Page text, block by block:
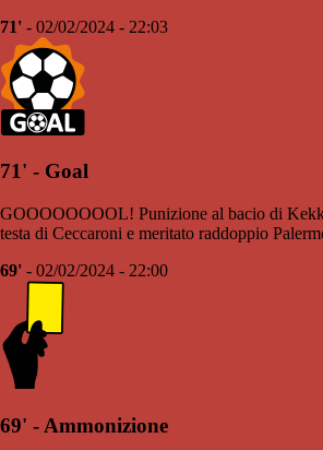
71' - 02/02/2024 - 22:03
71' - Goal
GOOOOOOOOL! Punizione al bacio di
testa di Ceccaroni e meritato raddoppio
69' - 02/02/2024 - 22:00
69' - Ammonizione